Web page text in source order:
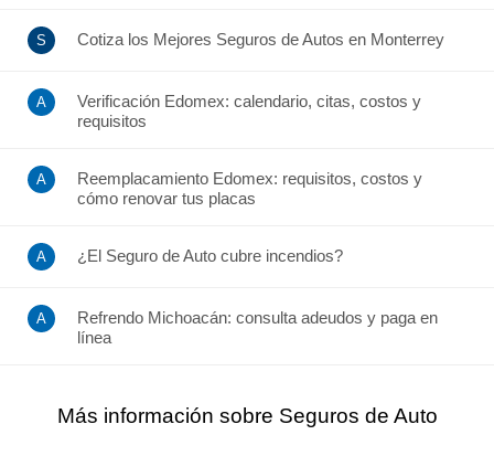
Cotiza los Mejores Seguros de Autos en Monterrey
Verificación Edomex: calendario, citas, costos y
requisitos
Reemplacamiento Edomex: requisitos, costos y
cómo renovar tus placas
¿El Seguro de Auto cubre incendios?
Refrendo Michoacán: consulta adeudos y paga en
línea
Más información sobre Seguros de Auto